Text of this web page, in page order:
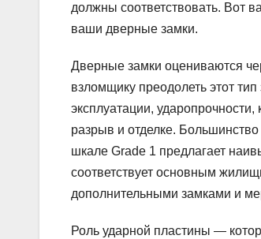
должны соответствовать. Вот
ваши дверные замки.
Дверные замки оцениваются
взломщику преодолеть этот
эксплуатации, ударопрочности,
разрыв и отделке.
шкале Grade 1 предлагает
соответствует основным
дополнительными замками и
Роль ударной пластины —